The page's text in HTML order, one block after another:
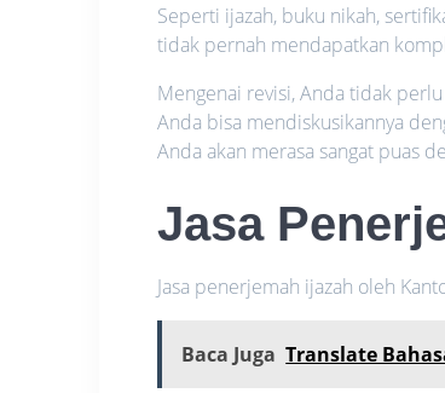
Seperti ijazah, buku nikah,
tidak pernah mendapatkan
Mengenai revisi, Anda tidak
Anda bisa mendiskusikannya
Anda akan merasa sangat puas
Jasa
Jasa penerjemah ijazah oleh
Baca Juga Translate